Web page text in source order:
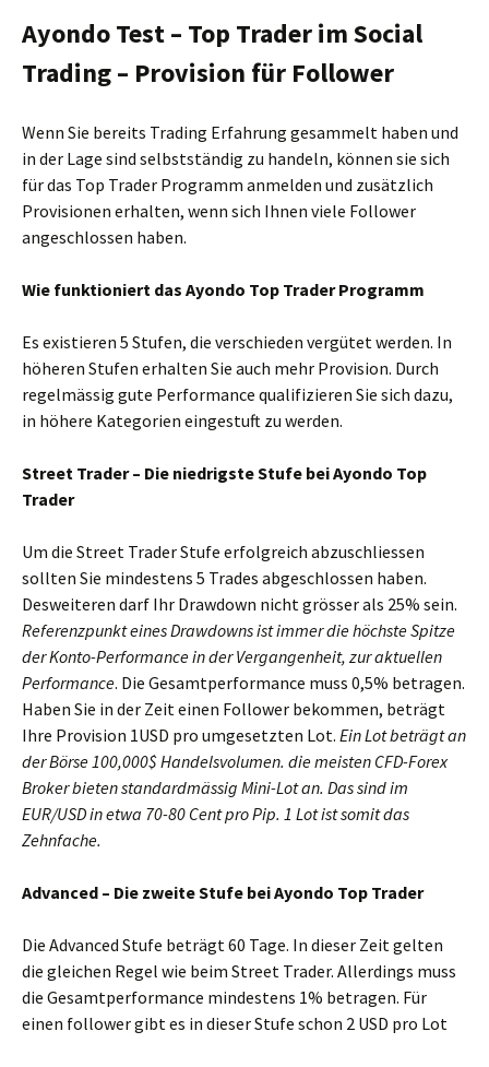
Ayondo Test – Top Trader im Social
Trading – Provision für Follower
Wenn Sie bereits Trading Erfahrung gesammelt haben und
in der Lage sind selbstständig zu handeln, können sie sich
für das Top Trader Programm anmelden und zusätzlich
Provisionen erhalten, wenn sich Ihnen viele Follower
angeschlossen haben.
Wie funktioniert das Ayondo Top Trader Programm
Es existieren 5 Stufen, die verschieden vergütet werden. In
höheren Stufen erhalten Sie auch mehr Provision. Durch
regelmässig gute Performance qualifizieren Sie sich dazu,
in höhere Kategorien eingestuft zu werden.
Street Trader – Die niedrigste Stufe bei Ayondo Top
Trader
Um die Street Trader Stufe erfolgreich abzuschliessen
sollten Sie mindestens 5 Trades abgeschlossen haben.
Desweiteren darf Ihr Drawdown nicht grösser als 25% sein.
Referenzpunkt eines Drawdowns ist immer die höchste Spitze
der Konto-Performance in der Vergangenheit, zur aktuellen
Performance. Die Gesamtperformance muss 0,5% betragen.
Haben Sie in der Zeit einen Follower bekommen, beträgt
Ihre Provision 1USD pro umgesetzten Lot. Ein Lot beträgt an
der Börse 100,000$ Handelsvolumen. die meisten CFD-Forex
Broker bieten standardmässig Mini-Lot an. Das sind im
EUR/USD in etwa 70-80 Cent pro Pip. 1 Lot ist somit das
Zehnfache.
Advanced – Die zweite Stufe bei Ayondo Top Trader
Die Advanced Stufe beträgt 60 Tage. In dieser Zeit gelten
die gleichen Regel wie beim Street Trader. Allerdings muss
die Gesamtperformance mindestens 1% betragen. Für
einen follower gibt es in dieser Stufe schon 2 USD pro Lot